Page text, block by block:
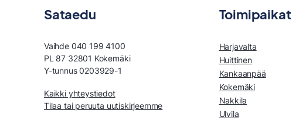
Sataedu
Vaihde 040 199 4100
PL 87 32801 Kokemäki
Y-tunnus 0203929-1
Kaikki yhteystiedot
Tilaa tai peruuta uutiskirjeemme
Toimipaikat
Harjavalta
Huittinen
Kankaanpää
Kokemäki
Nakkila
Ulvila